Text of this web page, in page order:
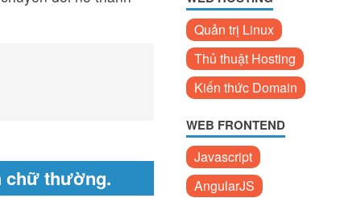
chữ thường.
Quản trị Linux
Thủ thuật Hosting
Kiến thức Domain
WEB FRONTEND
Javascript
AngularJS